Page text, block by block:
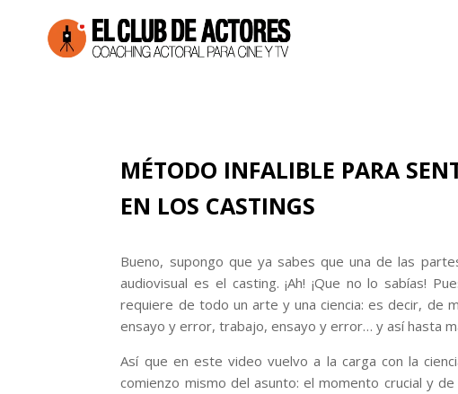
MÉTODO INFALIBLE PARA
EN LOS CASTINGS
Bueno, supongo que ya sabes que una de las
audiovisual es el casting. ¡Ah! ¡Que no lo sabías!
requiere de todo un arte y una ciencia: es decir, de
ensayo y error, trabajo, ensayo y error… y así hasta
Así que en este video vuelvo a la carga con la
comienzo mismo del asunto: el momento crucial y